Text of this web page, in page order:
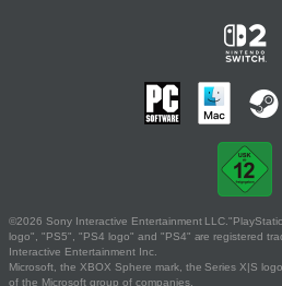
©2026 Sony Interactive Entertainment
logo", "PS5", "PS4 logo" and "PS4" are registered
Interactive Entertainment Inc.
Microsoft, the XBOX Sphere mark, the Series X|S
of the Microsoft group of companies.